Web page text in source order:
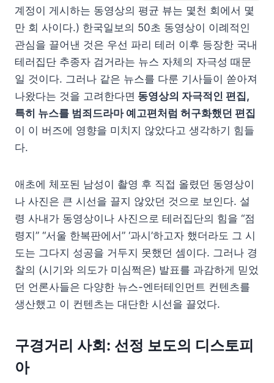
계정이 게시하는 동영상의 평균 뷰는 몇천 회에서 몇
만 회 사이다.) 한국일보의 50초 동영상이 이례적인
관심을 끌어낸 것은 우선 파리 테러 이후 등장한 국내
테러집단 추종자 검거라는 뉴스 자체의 자극성 때문
일 것이다. 그러나 같은 뉴스를 다룬 기사들이 쏟아져
나왔다는 것을 고려한다면 동영상의 자극적인 편집,
특히 뉴스를 범죄드라마 예고편처럼 허구화했던 편집
이 이 버즈에 영향을 미치지 않았다고 생각하기 힘들
다.
애초에 체포된 남성이 촬영 후 직접 올렸던 동영상이
나 사진은 큰 시선을 끌지 않았던 것으로 보인다. 설
령 사내가 동영상이나 사진으로 테러집단의 힘을 “점
령지” “서울 한복판에서” ‘과시’하고자 했더라도 그 시
도는 그다지 성공을 거두지 못했던 셈이다. 그러나 경
찰의 (시기와 의도가 미심쩍은) 발표를 과감하게 믿었
던 언론사들은 다양한 뉴스-엔터테인먼트 컨텐츠를
생산했고 이 컨텐츠는 대단한 시선을 끌었다.
구경거리 사회: 선정 보도의 디스토피
아